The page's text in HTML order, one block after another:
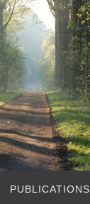
PUBLICATIONS